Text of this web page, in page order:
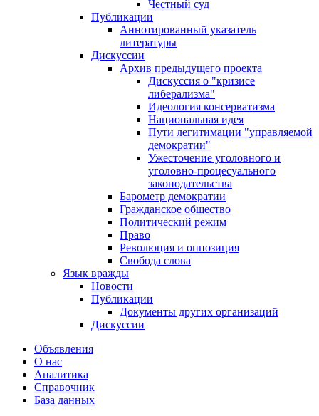
Честный суд
Публикации
Аннотированный указатель
литературы
Дискуссии
Архив предыдущего проекта
Дискуссия о "кризисе
либерализма"
Идеология консерватизма
Национальная идея
Пути легитимации "управляемой
демократии"
Ужесточение уголовного и
уголовно-процесуального
законодательства
Барометр демократии
Гражданское общество
Политический режим
Право
Революция и оппозиция
Свобода слова
Язык вражды
Новости
Публикации
Документы других организаций
Дискуссии
Объявления
О нас
Аналитика
Справочник
База данных